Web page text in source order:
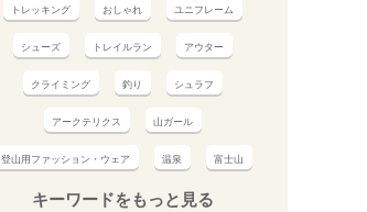
トレッキング おしゃれ ユニフレーム
シューズ トレイルラン アウター
クライミング 釣り シュラフ
アークテリクス 山ガール
登山用ファッション・ウェア 温泉 富士山
キーワードをもっと見る